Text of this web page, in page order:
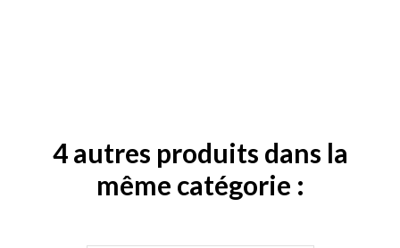
4 autres produits dans la
même catégorie :